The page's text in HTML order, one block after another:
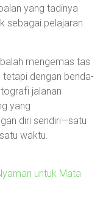
yang tadinya
sebagai pelajaran
mengemas tas
dengan benda-
jalanan
yang
diri sendiri—satu
waktu.
untuk Mata